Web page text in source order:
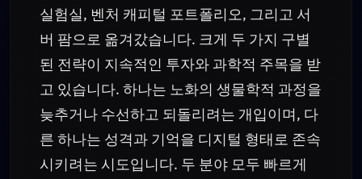
실험실, 벤처 캐피털 포트폴리오, 그리고 서
버 팜으로 옮겨갔습니다. 크게 두 가지 구별
된 전략이 지속적인 투자와 과학적 주목을 받
고 있습니다. 하나는 노화의 생물학적 과정을
늦추거나 수선하고 되돌리려는 개입이며, 다
른 하나는 성격과 기억을 디지털 형태로 존속
시키려는 시도입니다. 두 분야 모두 빠르게